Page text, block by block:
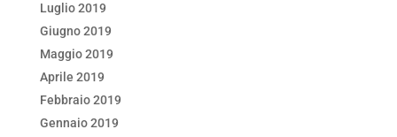
Luglio 2019
Giugno 2019
Maggio 2019
Aprile 2019
Febbraio 2019
Gennaio 2019